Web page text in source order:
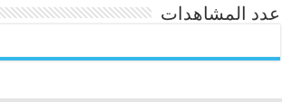
عدد المشاهدات